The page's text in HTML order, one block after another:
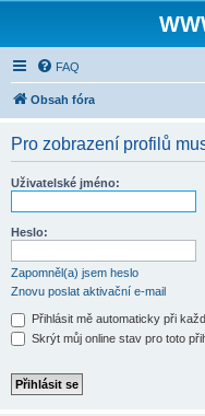
FAQ
Obsah fóra
Pro zobrazení profilů
Uživatelské jméno:
Heslo:
Zapomněl(a) jsem heslo
Znovu poslat aktivační e-mail
Přihlásit mě automaticky při
Skrýt můj online stav pro toto